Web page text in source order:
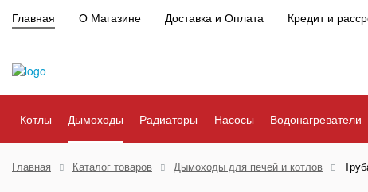
Главная О Магазине Доставка и Оплата Кредит и
Котлы Дымоходы Радиаторы Насосы Водонагреватели
Главная Каталог товаров Дымоходы для печей и котлов